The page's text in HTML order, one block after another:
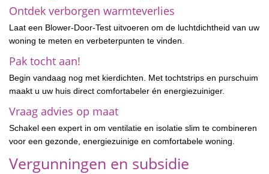
Ontdek verborgen warmteverlies
Laat een Blower-Door-Test uitvoeren om de luchtdichtheid van uw
woning te meten en verbeterpunten te vinden.
Pak tocht aan!
Begin vandaag nog met kierdichten. Met tochtstrips en purschuim
maakt u uw huis direct comfortabeler én energiezuiniger.
Vraag advies op maat
Schakel een expert in om ventilatie en isolatie slim te combineren
voor een gezonde, energiezuinige en comfortabele woning.
Vergunningen en subsidie